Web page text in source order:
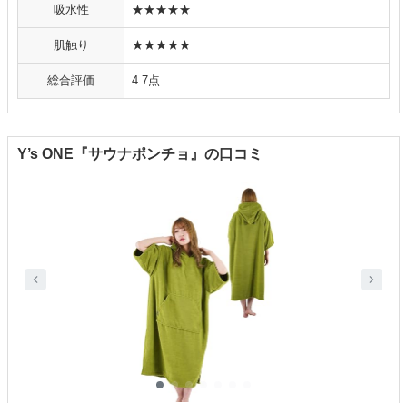
吸水性 ★★★★★
肌触り ★★★★★
総合評価 4.7点
Y’s ONE『サウナポンチョ』の口コミ